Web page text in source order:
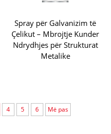
Spray për Galvanizim të
Çelikut – Mbrojtje Kunder
Ndrydhjes për Strukturat
Metalike
4 5 6 Më pas